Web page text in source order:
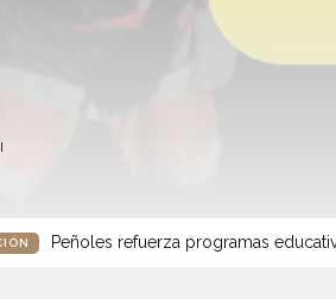
Peñoles refuerza programas